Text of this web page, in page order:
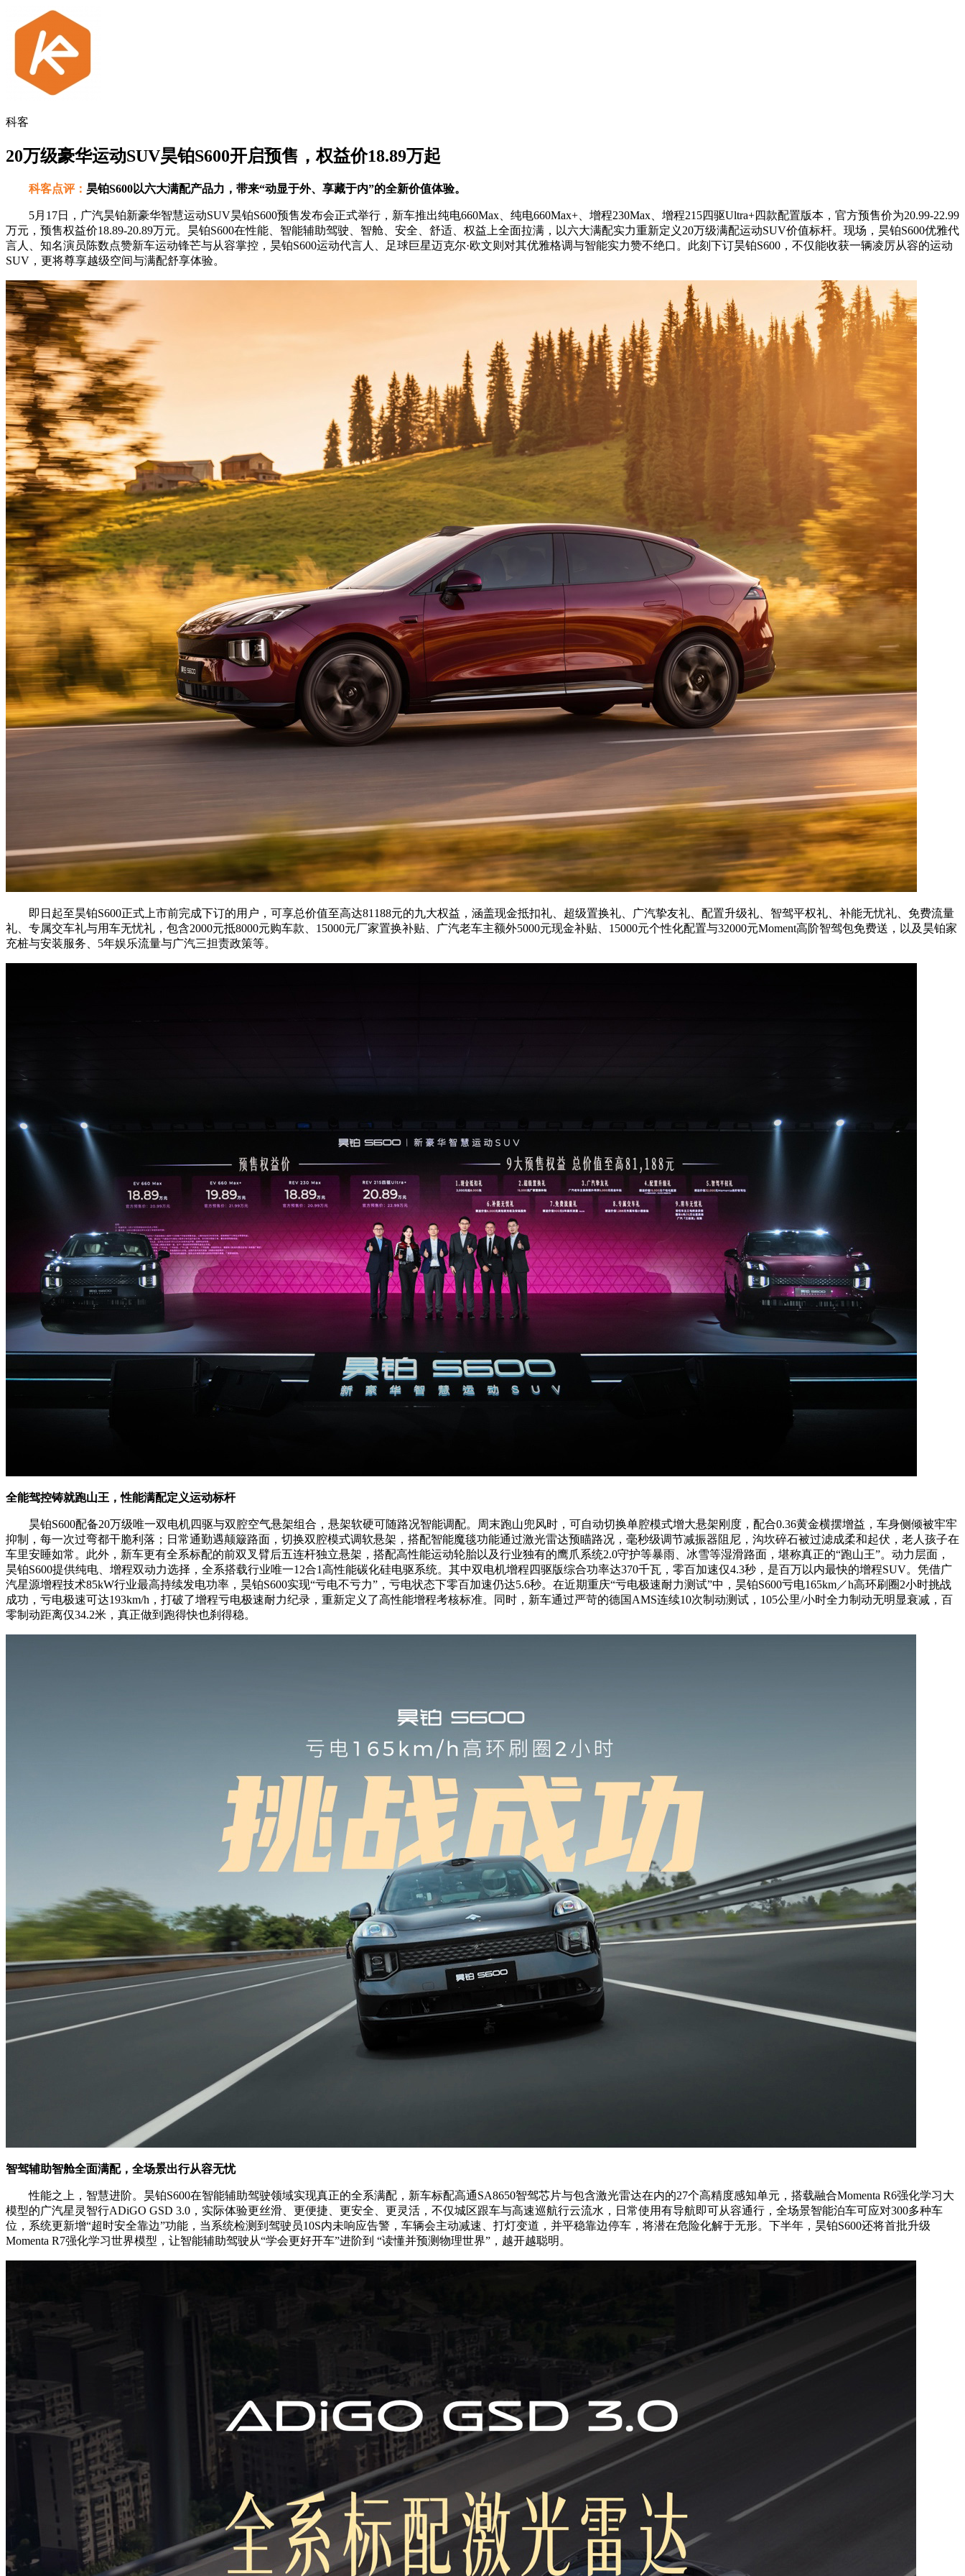
科客
20万级豪华运动SUV昊铂S600开启预售，权益价18.89万起
科客点评： 昊铂S600以六大满配产品力，带来“动显于外、享藏于内”的全新价值体验。
5月17日，广汽昊铂新豪华智慧运动SUV昊铂S600预售发布会正式举行，新车推出纯电660Max、纯电660Max+、增程230Max、增程215四驱Ultra+四款配置版本，官方预售价为20.99-22.99
万元，预售权益价18.89-20.89万元。昊铂S600在性能、智能辅助驾驶、智舱、安全、舒适、权益上全面拉满，以六大满配实力重新定义20万级满配运动SUV价值标杆。现场，昊铂S600优雅代
言人、知名演员陈数点赞新车运动锋芒与从容掌控，昊铂S600运动代言人、足球巨星迈克尔·欧文则对其优雅格调与智能实力赞不绝口。此刻下订昊铂S600，不仅能收获一辆凌厉从容的运动
SUV，更将尊享越级空间与满配舒享体验。
即日起至昊铂S600正式上市前完成下订的用户，可享总价值至高达81188元的九大权益，涵盖现金抵扣礼、超级置换礼、广汽挚友礼、配置升级礼、智驾平权礼、补能无忧礼、免费流量
礼、专属交车礼与用车无忧礼，包含2000元抵8000元购车款、15000元厂家置换补贴、广汽老车主额外5000元现金补贴、15000元个性化配置与32000元Moment高阶智驾包免费送，以及昊铂家
充桩与安装服务、5年娱乐流量与广汽三担责政策等。
全能驾控铸就跑山王，性能满配定义运动标杆
昊铂S600配备20万级唯一双电机四驱与双腔空气悬架组合，悬架软硬可随路况智能调配。周末跑山兜风时，可自动切换单腔模式增大悬架刚度，配合0.36黄金横摆增益，车身侧倾被牢牢
抑制，每一次过弯都干脆利落；日常通勤遇颠簸路面，切换双腔模式调软悬架，搭配智能魔毯功能通过激光雷达预瞄路况，毫秒级调节减振器阻尼，沟坎碎石被过滤成柔和起伏，老人孩子在
车里安睡如常。此外，新车更有全系标配的前双叉臂后五连杆独立悬架，搭配高性能运动轮胎以及行业独有的鹰爪系统2.0守护等暴雨、冰雪等湿滑路面，堪称真正的“跑山王”。动力层面，
昊铂S600提供纯电、增程双动力选择，全系搭载行业唯一12合1高性能碳化硅电驱系统。其中双电机增程四驱版综合功率达370千瓦，零百加速仅4.3秒，是百万以内最快的增程SUV。凭借广
汽星源增程技术85kW行业最高持续发电功率，昊铂S600实现“亏电不亏力”，亏电状态下零百加速仍达5.6秒。在近期重庆“亏电极速耐力测试”中，昊铂S600亏电165km／h高环刷圈2小时挑战
成功，亏电极速可达193km/h，打破了增程亏电极速耐力纪录，重新定义了高性能增程考核标准。同时，新车通过严苛的德国AMS连续10次制动测试，105公里/小时全力制动无明显衰减，百
零制动距离仅34.2米，真正做到跑得快也刹得稳。
智驾辅助智舱全面满配，全场景出行从容无忧
性能之上，智慧进阶。昊铂S600在智能辅助驾驶领域实现真正的全系满配，新车标配高通SA8650智驾芯片与包含激光雷达在内的27个高精度感知单元，搭载融合Momenta R6强化学习大
模型的广汽星灵智行ADiGO GSD 3.0，实际体验更丝滑、更便捷、更安全、更灵活，不仅城区跟车与高速巡航行云流水，日常使用有导航即可从容通行，全场景智能泊车可应对300多种车
位，系统更新增“超时安全靠边”功能，当系统检测到驾驶员10S内未响应告警，车辆会主动减速、打灯变道，并平稳靠边停车，将潜在危险化解于无形。下半年，昊铂S600还将首批升级
Momenta R7强化学习世界模型，让智能辅助驾驶从“学会更好开车”进阶到 “读懂并预测物理世界”，越开越聪明。